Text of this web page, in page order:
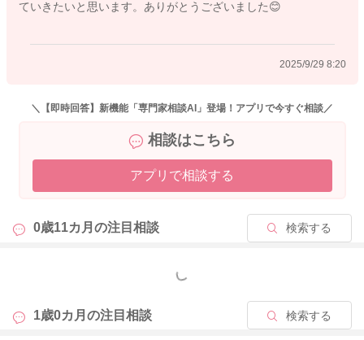
ていきたいと思います。ありがとうございました😊
2025/9/29 8:20
＼【即時回答】新機能「専門家相談AI」登場！アプリで今すぐ相談／
相談はこちら
アプリで相談する
0歳11カ月の注目相談 検索する
もっと見る
1歳0カ月の注目相談 検索する